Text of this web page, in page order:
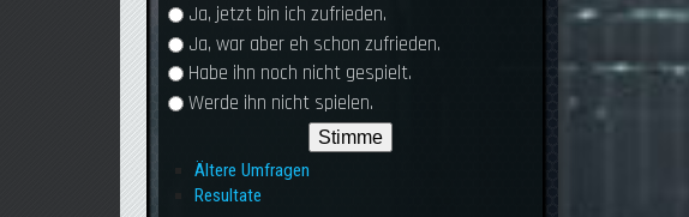
Ja, jetzt bin ich zufrieden.
Ja, war aber eh schon zufrieden.
Habe ihn noch nicht gespielt.
Werde ihn nicht spielen.
Ältere Umfragen
Resultate